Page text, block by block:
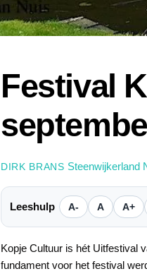
Festival
DIRK BRANS Steenwijkerland
Leeshulp A- A A+
Kopje Cultuur is hét Uitfestival
fundament voor het festival